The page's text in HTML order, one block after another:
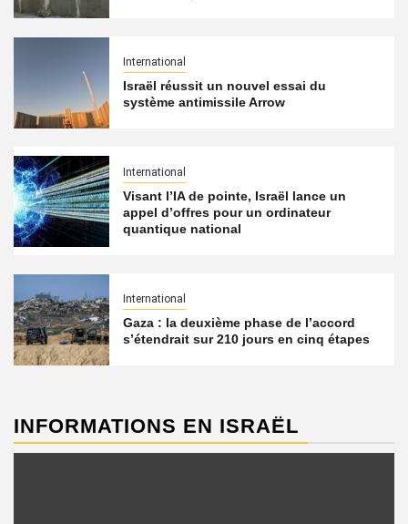
International
Israël réussit un nouvel essai du
système antimissile Arrow
International
Visant l’IA de pointe, Israël lance un
appel d’offres pour un ordinateur
quantique national
International
Gaza : la deuxième phase de l’accord
s’étendrait sur 210 jours en cinq étapes
INFORMATIONS EN ISRAËL